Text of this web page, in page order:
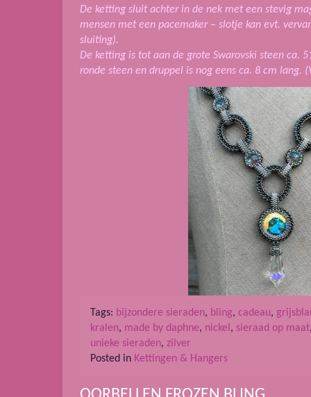
De ketting sluit achter in de nek met een stevig
mensen met een pacemaker – slotje kan evt.
sluiting).
De ketting is tot aan de grote Swarovski steen ca.
ronde steen en druppel is nog eens ca. 8 cm lang.
Tags: bijzondere sieraden, bling, cadeau,
kralen, made by daphne, nickel , sieraad op maat
unieke sieraden, zilver
Posted in Kettingen & Hangers